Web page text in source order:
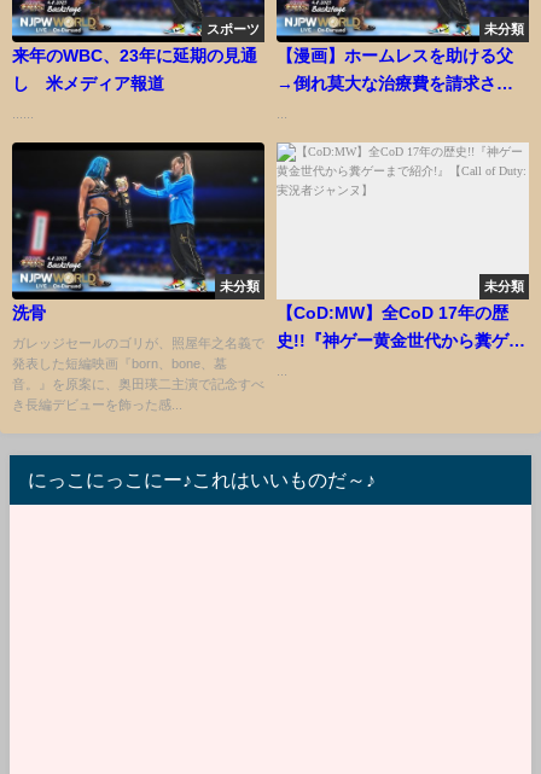
スポーツ
来年のWBC、23年に延期の見通
し 米メディア報道
......
未分類
【漫画】ホームレスを助ける父
→倒れ莫大な治療費を請求され
た！？【感動する話】
...
未分類
洗骨
ガレッジセールのゴリが、照屋年之名義で
発表した短編映画『born、bone、墓
音。』を原案に、奥田瑛二主演で記念すべ
き長編デビューを飾った感...
未分類
【CoD:MW】全CoD 17年の歴
史!!『神ゲー黄金世代から糞ゲー
にっこにっこにー♪これはいいものだ～♪